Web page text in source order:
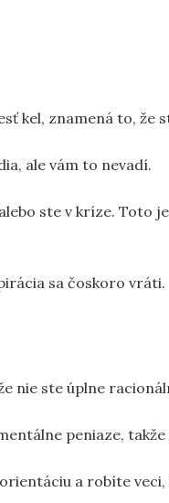
kel, znamená to, že
ale vám to nevadí.
ste v kríze. Toto
sa čoskoro vráti.
nie ste úplne
peniaze,
a robíte